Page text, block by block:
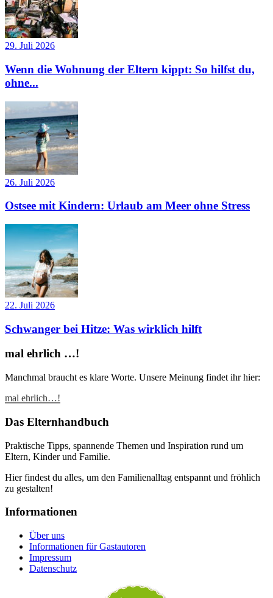
29. Juli 2026
Wenn die Wohnung der Eltern kippt: So hilfst du,
ohne...
26. Juli 2026
Ostsee mit Kindern: Urlaub am Meer ohne Stress
22. Juli 2026
Schwanger bei Hitze: Was wirklich hilft
mal ehrlich …!
Manchmal braucht es klare Worte. Unsere Meinung findet ihr hier:
mal ehrlich…!
Das Elternhandbuch
Praktische Tipps, spannende Themen und Inspiration rund um
Eltern, Kinder und Familie.
Hier findest du alles, um den Familienalltag entspannt und fröhlich
zu gestalten!
Informationen
Über uns
Informationen für Gastautoren
Impressum
Datenschutz